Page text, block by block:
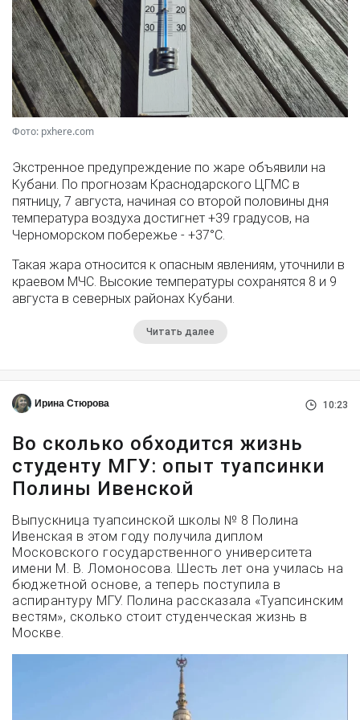
Фото: pxhere.com
Экстренное предупреждение по жаре объявили на
Кубани. По прогнозам Краснодарского ЦГМС в
пятницу, 7 августа, начиная со второй половины дня
температура воздуха достигнет +39 градусов, на
Черноморском побережье - +37°­С.
Такая жара относится к опасным явлениям, уточнили в
краевом МЧС. Высокие температуры сохранятся 8 и 9
августа в северных районах Кубани.
Читать далее
Ирина Стюрова 10:23
Во сколько обходится жизнь
студенту МГУ: опыт туапсинки
Полины Ивенской
Выпускница туапсинской школы № 8 Полина
Ивенская в этом году получила диплом
Московского государственного университета
имени М. В. Ломоносова. Шесть лет она училась на
бюджетной основе, а теперь поступила в
аспирантуру МГУ. Полина рассказала «Туапсинским
вестям», сколько стоит студенческая жизнь в
Москве.